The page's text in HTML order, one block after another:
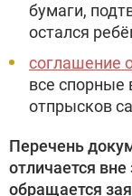
бумаги,
остался
соглашение
все спорные
отпрысков
Перечень
отличается вне
обращается